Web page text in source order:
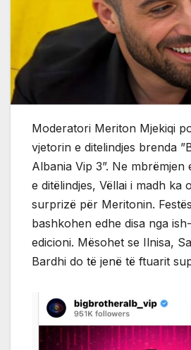
Moderatori Meriton Mjekiqi
vjetorin e ditelindjes brenda
Albania Vip 3”. Ne mbrëmjen
e ditëlindjes, Vëllai i madh ka
surprizë për Meritonin.
bashkohen edhe disa nga
edicioni. Mësohet se Ilnisa,
Bardhi do të jenë të ftuarit